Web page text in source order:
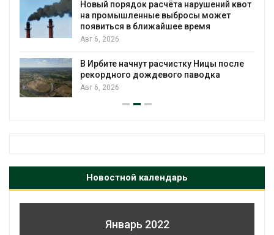
проверяют по статье о терроризме
Авг 5, 2026
для охраны израильской тюрьмы
Авг 5, 2026
Новостной календарь
Январь 2022